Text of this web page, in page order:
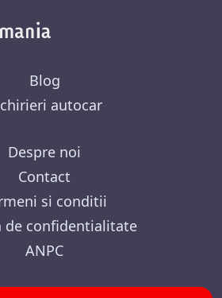
Blog
autocar
Despre noi
Contact
si conditii
de confidentialitate
ANPC